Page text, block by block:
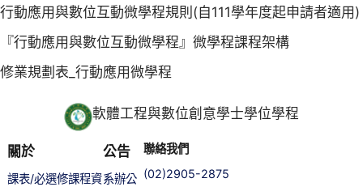
行動應用與數位互動微學程規則(自111學年度起申請者適用)
『行動應用與數位互動微學程』微學程課程架構
修業規劃表_行動應用微學程
軟體工程與數位創意學士學位學程
關於
課表/必選修課程資
公告
系辦公
聯絡我們
(02)2905-2875